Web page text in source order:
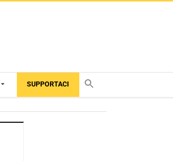
SUPPORTACI